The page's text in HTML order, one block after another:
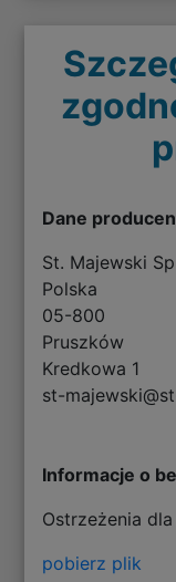
Dane
St. Majewski
Polska
05-800
Pruszków
Kredkowa 1
st-
Informacje o
Ostrzeżenia
pobierz plik